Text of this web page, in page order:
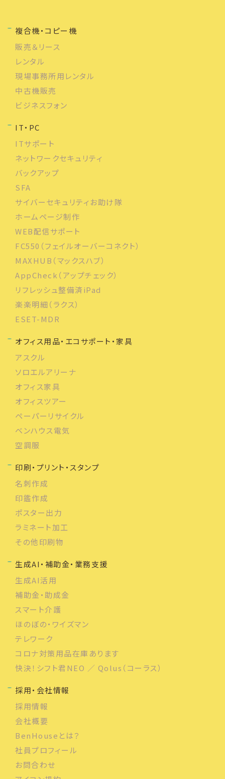
複合機・コピー機
販売＆リース
レンタル
現場事務所用レンタル
中古機販売
ビジネスフォン
IT・PC
ITサポート
ネットワークセキュリティ
バックアップ
SFA
サイバーセキュリティお助け隊
ホームページ制作
WEB配信サポート
FC550（フェイルオーバーコネクト）
MAXHUB（マックスハブ）
AppCheck（アップチェック）
リフレッシュ整備済iPad
楽楽明細（ラクス）
ESET-MDR
オフィス用品・エコサポート・家具
アスクル
ソロエルアリーナ
オフィス家具
オフィスツアー
ペーパーリサイクル
ベンハウス電気
空調服
印刷・プリント・スタンプ
名刺作成
印鑑作成
ポスター出力
ラミネート加工
その他印刷物
生成AI・補助金・業務支援
生成AI活用
補助金・助成金
スマート介護
ほのぼの・ワイズマン
テレワーク
コロナ対策用品在庫あります
快決！シフト君NEO ／ Qolus（コーラス）
採用・会社情報
採用情報
会社概要
BenHouseとは？
社員プロフィール
お問合わせ